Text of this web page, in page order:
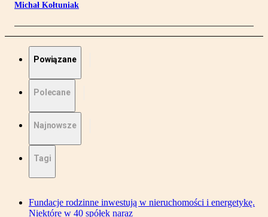
Michał Kołtuniak
Powiązane
Polecane
Najnowsze
Tagi
Fundacje rodzinne inwestują w nieruchomości i energetykę.
Niektóre w 40 spółek naraz